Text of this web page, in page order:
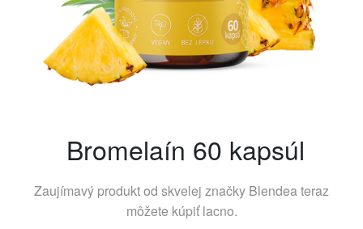
Bromelaín 60 kapsúl
Zaujímavý produkt od skvelej značky Blendeateraz
môžete kúpiť lacno.